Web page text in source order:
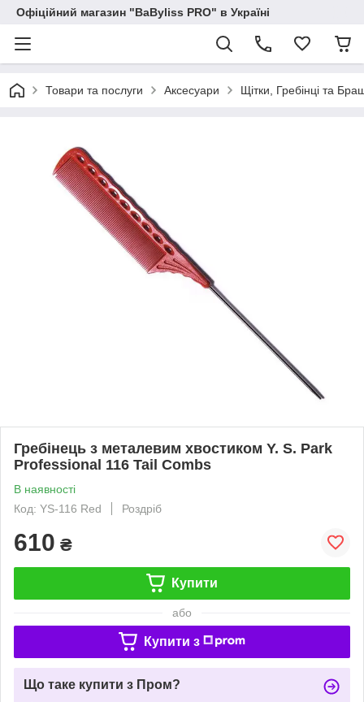
Офіційний магазин "BaByliss PRO" в Україні
Товари та послуги Аксесуари Щітки, Гребінці та
Гребінець з металевим хвостиком Y. S. Park
Professional 116 Tail Combs
В наявності
Код: YS-116 Red
Роздріб
610 ₴
Купити
або
Купити з
Що таке купити з Пром?